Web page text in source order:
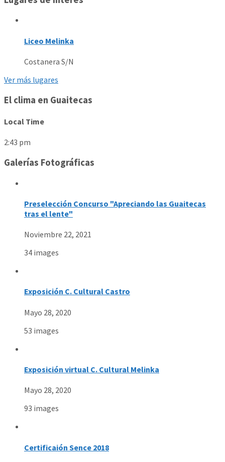
Liceo Melinka
Costanera S/N
Ver más lugares
El clima en Guaitecas
Local Time
2:43 pm
Galerías Fotográficas
Preselección Concurso "Apreciando las Guaitecas
tras el lente"
Noviembre 22, 2021
34 images
Exposición C. Cultural Castro
Mayo 28, 2020
53 images
Exposición virtual C. Cultural Melinka
Mayo 28, 2020
93 images
Certificaión Sence 2018